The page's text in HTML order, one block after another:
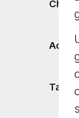
Chi